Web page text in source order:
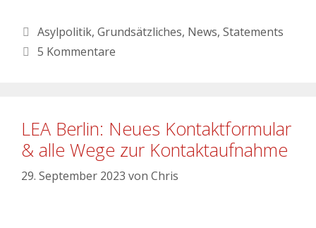
Asylpolitik, Grundsätzliches, News, Statements
5 Kommentare
LEA Berlin: Neues Kontaktformular
& alle Wege zur Kontaktaufnahme
29. September 2023 von Chris